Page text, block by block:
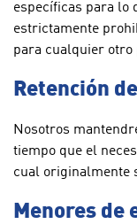
específicas para lo
estrictamente
para cualquier otro
Retención
Nosotros
tiempo que el
cual originalmente
Menores de